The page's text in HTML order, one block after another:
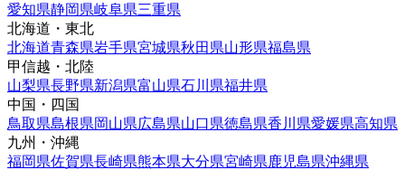
愛知県静岡県岐阜県三重県
北海道・東北
北海道青森県岩手県宮城県秋田県山形県福島県
甲信越・北陸
山梨県長野県新潟県富山県石川県福井県
中国・四国
鳥取県島根県岡山県広島県山口県徳島県香川県愛媛県高知県
九州・沖縄
福岡県佐賀県長崎県熊本県大分県宮崎県鹿児島県沖縄県